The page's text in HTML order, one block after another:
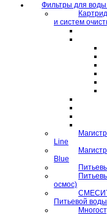
Фильтры для
и систем
Line
Blue
осмос)
Питьевой воды